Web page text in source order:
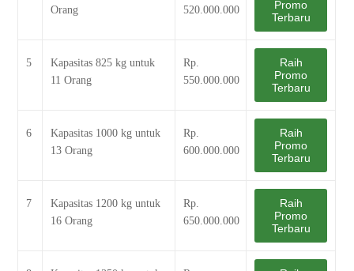
Orang
520.000.000
Promo
Terbaru
5
Kapasitas 825 kg untuk
11 Orang
Rp.
550.000.000
Raih
Promo
Terbaru
6
Kapasitas 1000 kg untuk
13 Orang
Rp.
600.000.000
Raih
Promo
Terbaru
7
Kapasitas 1200 kg untuk
16 Orang
Rp.
650.000.000
Raih
Promo
Terbaru